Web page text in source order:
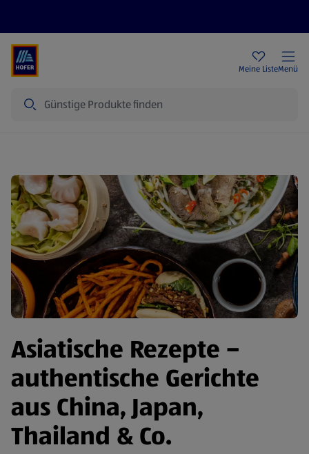
Meine ListeMenü
Asiatische Rezepte –
authentische Gerichte
aus China, Japan,
Thailand & Co.